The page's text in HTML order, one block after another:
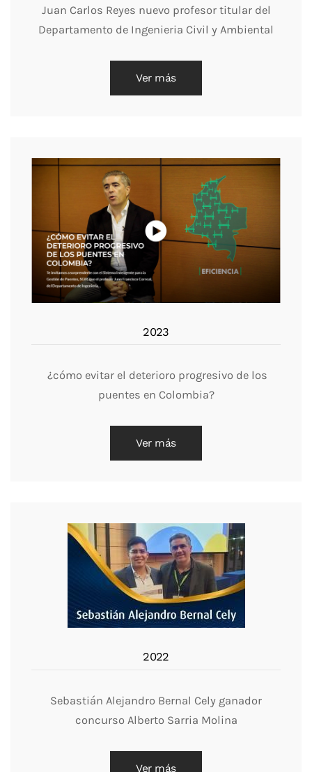
Juan Carlos Reyes nuevo profesor titular del
Departamento de Ingenieria Civil y Ambiental
Ver más
2023
¿cómo evitar el deterioro progresivo de los
puentes en Colombia?
Ver más
2022
Sebastián Alejandro Bernal Cely ganador
concurso Alberto Sarria Molina
Ver más